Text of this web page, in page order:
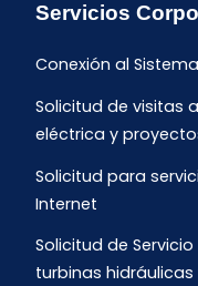
Servicios
Conexión al
Solicitud de visitas
eléctrica y
Solicitud para
Internet
Solicitud de
turbinas